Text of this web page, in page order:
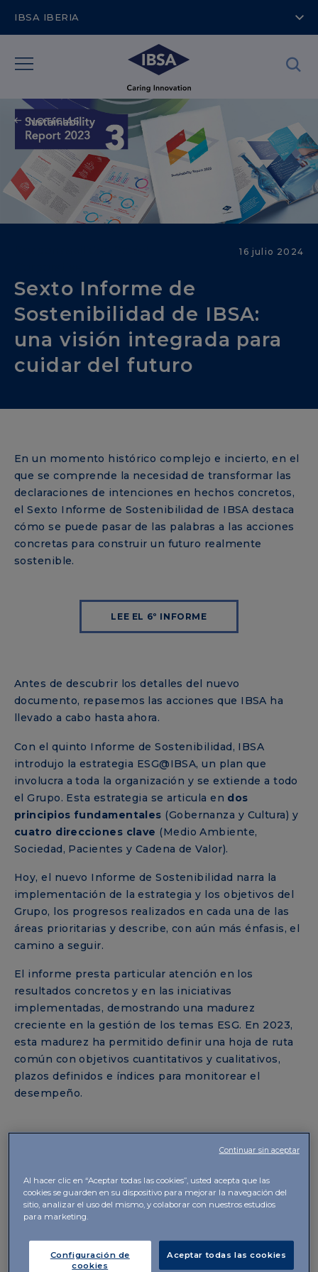
IBSA IBERIA
NOTICIAS
16 julio 2024
Sexto Informe de
Sostenibilidad de IBSA:
una visión integrada para
cuidar del futuro
En un momento histórico complejo e incierto, en el
que se comprende la necesidad de transformar las
declaraciones de intenciones en hechos concretos,
el Sexto Informe de Sostenibilidad de IBSA destaca
cómo se puede pasar de las palabras a las acciones
concretas para construir un futuro realmente
sostenible.
LEE EL 6º INFORME
Antes de descubrir los detalles del nuevo
documento, repasemos las acciones que IBSA ha
llevado a cabo hasta ahora.
Con el quinto Informe de Sostenibilidad, IBSA
introdujo la estrategia ESG@IBSA, un plan que
involucra a toda la organización y se extiende a todo
el Grupo. Esta estrategia se articula en dos
principios fundamentales (Gobernanza y Cultura) y
cuatro direcciones clave (Medio Ambiente,
Sociedad, Pacientes y Cadena de Valor).
Hoy, el nuevo Informe de Sostenibilidad narra la
implementación de la estrategia y los objetivos del
Grupo, los progresos realizados en cada una de las
áreas prioritarias y describe, con aún más énfasis, el
camino a seguir.
El informe presta particular atención en los
resultados concretos y en las iniciativas
implementadas, demostrando una madurez
creciente en la gestión de los temas ESG. En 2023,
esta madurez ha permitido definir una hoja de ruta
común con objetivos cuantitativos y cualitativos,
plazos definidos e índices para monitorear el
desempeño.
En comparación con el informe anterior, el nuevo
documento destacauna mayor implicación de
todas las filiales
información sobre los impactos ambientales y
sociales. Todas las funciones han integrado los
Al hacer clic en “Aceptar todas las cookies”, usted acepta que las
cookies se guarden en su dispositivo para mejorar la navegación del
sitio, analizar el uso del mismo, y colaborar con nuestros estudios
para marketing.
Configuración de
cookies
Aceptar todas las cookies
Continuar sin aceptar